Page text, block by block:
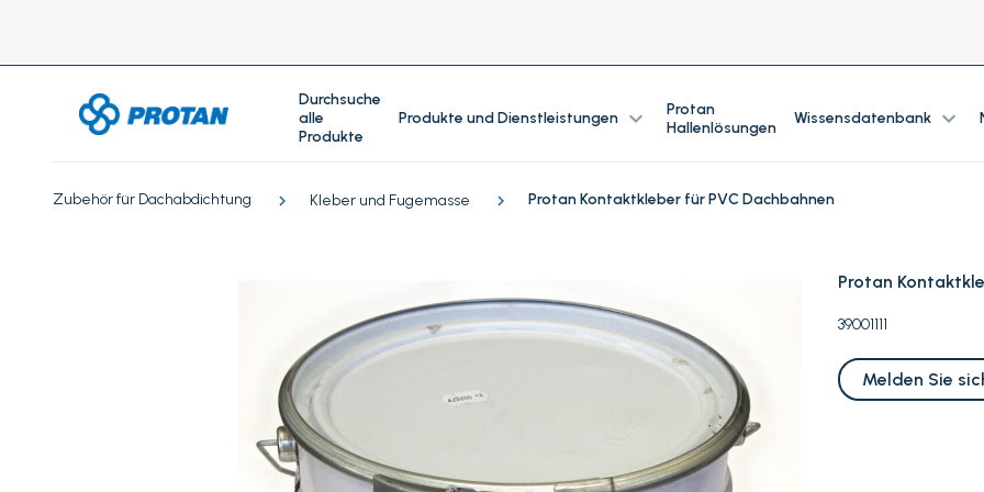
Durchsuche
alle
Produkte
Produkte und Dienstleistungen expand_more
Protan
Hallenlösungen
Wissensdatenbank expand_more
Zubehör für Dachabdichtung Kleber und Fugemasse Protan Kontaktkleber für PVC Dachbahnen
Protan
39001111
Melden Sie